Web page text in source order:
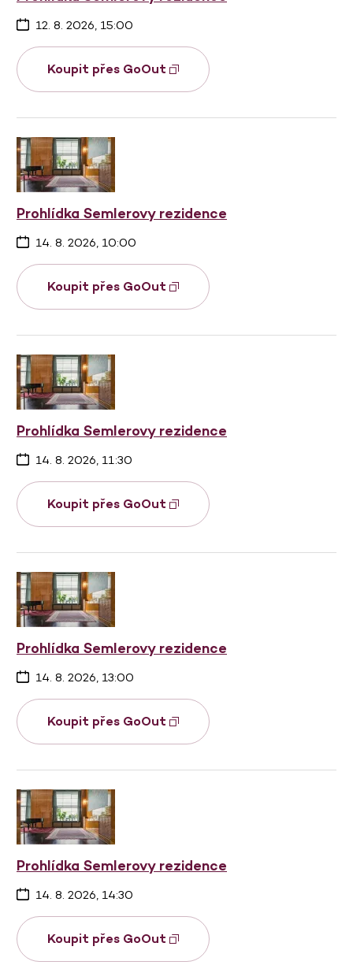
12. 8. 2026, 15:00
Koupit přes GoOut
Prohlídka Semlerovy rezidence
14. 8. 2026, 10:00
Koupit přes GoOut
Prohlídka Semlerovy rezidence
14. 8. 2026, 11:30
Koupit přes GoOut
Prohlídka Semlerovy rezidence
14. 8. 2026, 13:00
Koupit přes GoOut
Prohlídka Semlerovy rezidence
14. 8. 2026, 14:30
Koupit přes GoOut